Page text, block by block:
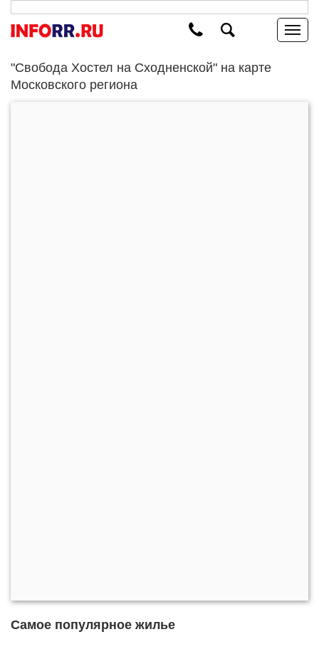
"Свобода Хостел на Сходненской" на карте
Московского региона
Самое популярное жилье